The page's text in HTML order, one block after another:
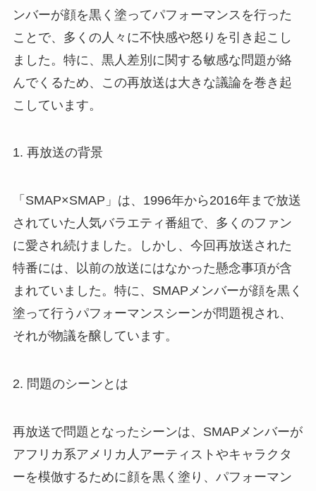
ンバーが顔を黒く塗ってパフォーマンスを行った
ことで、多くの人々に不快感や怒りを引き起こし
ました。特に、黒人差別に関する敏感な問題が絡
んでくるため、この再放送は大きな議論を巻き起
こしています。
1. 再放送の背景
「SMAP×SMAP」は、1996年から2016年まで放送
されていた人気バラエティ番組で、多くのファン
に愛され続けました。しかし、今回再放送された
特番には、以前の放送にはなかった懸念事項が含
まれていました。特に、SMAPメンバーが顔を黒く
塗って行うパフォーマンスシーンが問題視され、
それが物議を醸しています。
2. 問題のシーンとは
再放送で問題となったシーンは、SMAPメンバーが
アフリカ系アメリカ人アーティストやキャラクタ
ーを模倣するために顔を黒く塗り、パフォーマン